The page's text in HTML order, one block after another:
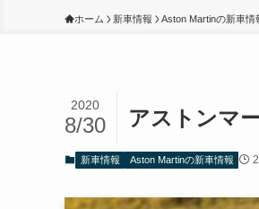
ホーム 新車情報 Aston Martinの新車情
アストンマ
2020
8/30
新車情報 Aston Martinの新車情報